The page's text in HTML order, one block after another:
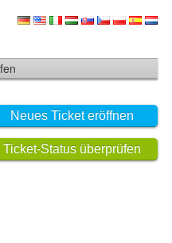
Neues Ticket eröffnen
Ticket-Status überprüfen